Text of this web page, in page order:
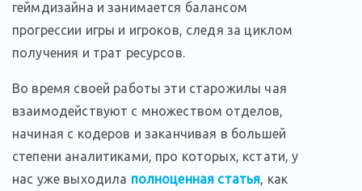
геймдизайна и занимается балансом
прогрессии игры и игроков, следя за циклом
получения и трат ресурсов.
Во время своей работы эти старожилы чая
взаимодействуют с множеством отделов,
начиная с кодеров и заканчивая в большей
степени аналитиками, про которых, кстати, у
нас уже выходила полноценная статья, как